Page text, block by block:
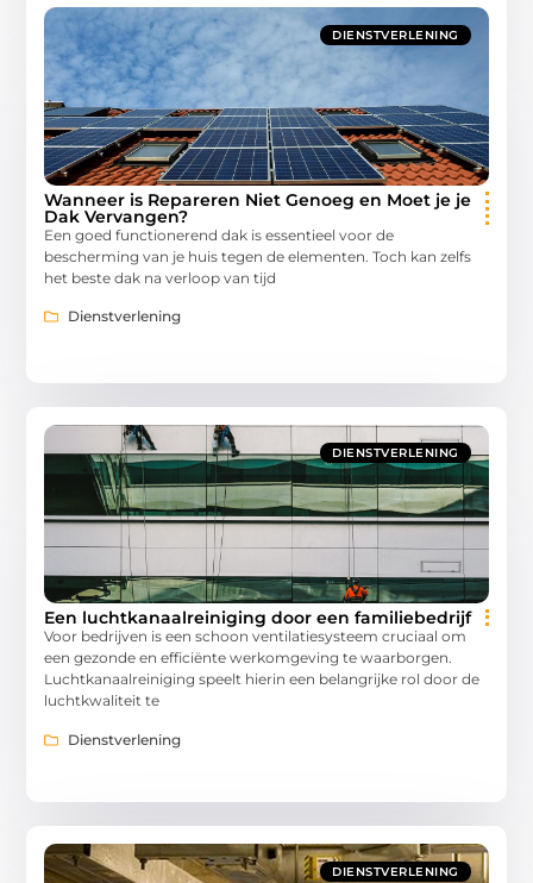
DIENSTVERLENING
Wanneer is Repareren Niet Genoeg en Moet je je
Dak Vervangen?
Een goed functionerend dak is essentieel voor de
bescherming van je huis tegen de elementen. Toch kan zelfs
het beste dak na verloop van tijd
Dienstverlening
DIENSTVERLENING
Een luchtkanaalreiniging door een familiebedrijf
Voor bedrijven is een schoon ventilatiesysteem cruciaal om
een gezonde en efficiënte werkomgeving te waarborgen.
Luchtkanaalreiniging speelt hierin een belangrijke rol door de
luchtkwaliteit te
Dienstverlening
DIENSTVERLENING